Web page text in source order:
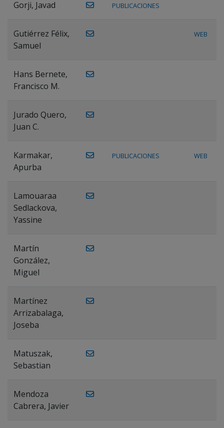
Gorji, Javad PUBLICACIONES
Gutiérrez Félix,
Samuel
WEB
Hans Bernete,
Francisco M.
Jurado Quero,
Juan C.
Karmakar,
Apurba
PUBLICACIONES WEB
Lamouaraa
Sedlackova,
Yassine
Martín
González,
Miguel
Martínez
Arrizabalaga,
Joseba
Matuszak,
Sebastian
Mendoza
Cabrera, Javier